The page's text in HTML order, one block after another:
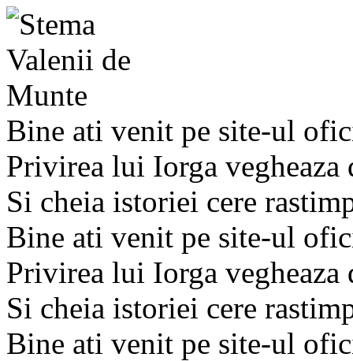
Bine ati venit pe site-ul
Privirea lui Iorga
Si cheia istoriei cere
Bine ati venit pe site-ul
Privirea lui Iorga
Si cheia istoriei cere
Bine ati venit pe site-ul